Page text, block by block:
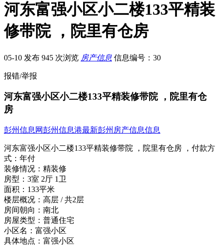
河东富强小区小二楼133平精装
修带院 ，院里有仓房
05-10 发布 945 次浏览 房产信息 信息编号：30
报错/举报
河东富强小区小二楼133平精装修带院 ，院里有仓
房
彭州信息网彭州信息港最新彭州房产信息信息
河东富强小区小二楼133平精装修带院 ，院里有仓房 ， 付款方
式： 年付
装修情况： 精装修
房型： 3室 2厅 1卫
面积： 133平米
楼层概况： 高层 / 共2层
房间朝向： 南北
房屋类型： 普通住宅
小区名： 富强小区
具体地点： 富强小区